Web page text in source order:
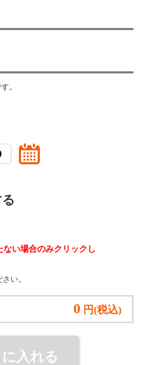
。
い場合のみクリックし
い。
0 円(税込)
入れる